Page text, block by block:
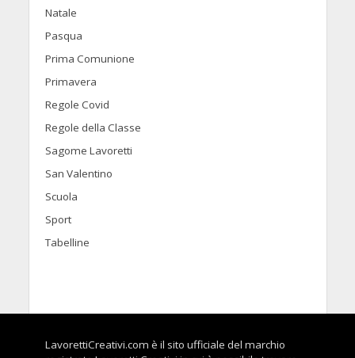
Natale
Pasqua
Prima Comunione
Primavera
Regole Covid
Regole della Classe
Sagome Lavoretti
San Valentino
Scuola
Sport
Tabelline
LavorettiCreativi.com è il sito ufficiale del marchio